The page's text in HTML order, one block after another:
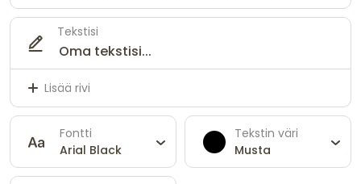
Tekstisi
Lisää rivi
Fontti
Arial Black
Tekstin väri
Musta